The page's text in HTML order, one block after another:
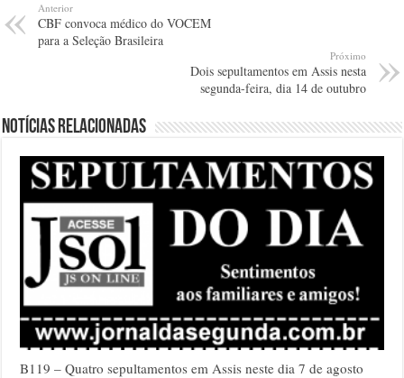
Anterior
CBF convoca médico do VOCEM
para a Seleção Brasileira
Próximo
Dois sepultamentos em Assis nesta
segunda-feira, dia 14 de outubro
Notícias relacionadas
B119 – Quatro sepultamentos em Assis neste dia 7 de agosto